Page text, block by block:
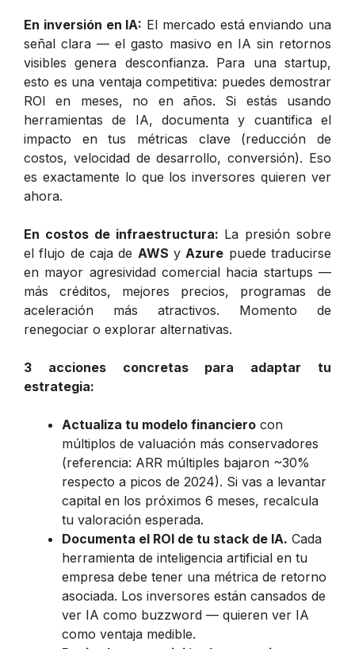
En inversión en IA: El mercado está enviando una
señal clara — el gasto masivo en IA sin retornos
visibles genera desconfianza. Para una startup,
esto es una ventaja competitiva: puedes demostrar
ROI en meses, no en años. Si estás usando
herramientas de IA, documenta y cuantifica el
impacto en tus métricas clave (reducción de
costos, velocidad de desarrollo, conversión). Eso
es exactamente lo que los inversores quieren ver
ahora.
En costos de infraestructura: La presión sobre
el flujo de caja de AWS y Azure puede traducirse
en mayor agresividad comercial hacia startups —
más créditos, mejores precios, programas de
aceleración más atractivos. Momento de
renegociar o explorar alternativas.
3 acciones concretas para adaptar tu
estrategia:
Actualiza tu modelo financiero con
múltiplos de valuación más conservadores
(referencia: ARR múltiples bajaron ~30%
respecto a picos de 2024). Si vas a levantar
capital en los próximos 6 meses, recalcula
tu valoración esperada.
Documenta el ROI de tu stack de IA. Cada
herramienta de inteligencia artificial en tu
empresa debe tener una métrica de retorno
asociada. Los inversores están cansados de
ver IA como buzzword — quieren ver IA
como ventaja medible.